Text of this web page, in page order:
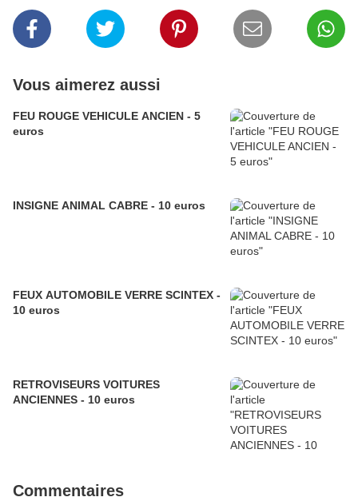
Vous aimerez aussi
FEU ROUGE VEHICULE ANCIEN - 5
euros
INSIGNE ANIMAL CABRE - 10 euros
FEUX AUTOMOBILE VERRE SCINTEX -
10 euros
RETROVISEURS VOITURES
ANCIENNES - 10 euros
Commentaires